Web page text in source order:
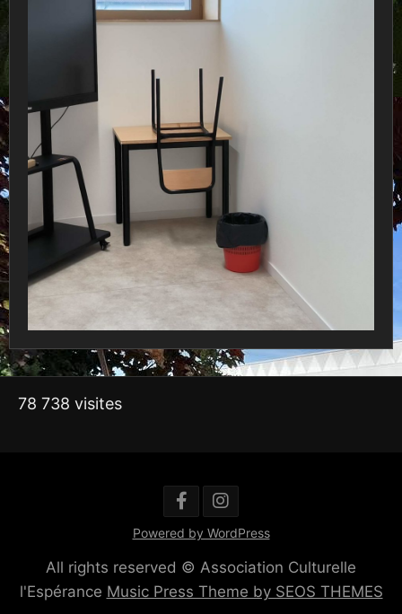
78 738 visites
Powered by WordPress
All rights reserved © Association Culturelle
l'Espérance Music Press Theme by SEOS THEMES